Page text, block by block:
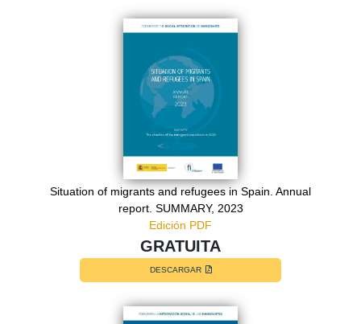
Situation of migrants and refugees in Spain. Annual
report. SUMMARY, 2023
Edición PDF
GRATUITA
DESCARGAR